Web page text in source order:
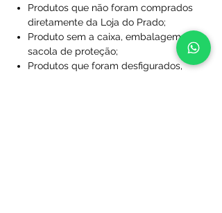
Produtos que não foram comprados
diretamente da Loja do Prado;
Produto sem a caixa, embalagem ou
sacola de proteção;
Produtos que foram desfigurados,